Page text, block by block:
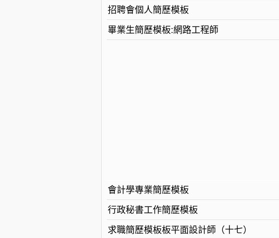
招聘會個人簡歷模板
畢業生簡歷模板:網路工程師
會計學專業簡歷模板
行政秘書工作簡歷模板
求職簡歷模板板平面設計師（十七）